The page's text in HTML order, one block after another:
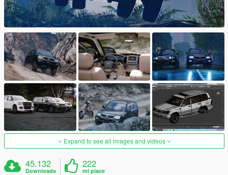
Expand to see all images and videos
45.132
Downloads
222
mi piace